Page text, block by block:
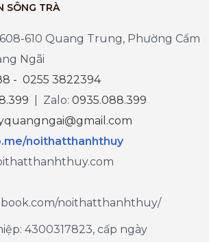
SÔNG TRÀ
610 Quang Trung, Phường Cẩm
Ngãi
- 0255 3822394
| Zalo: 0935.088.399
noithatthanhthuy
noithatthanhthuy/
4300317823, cấp ngày